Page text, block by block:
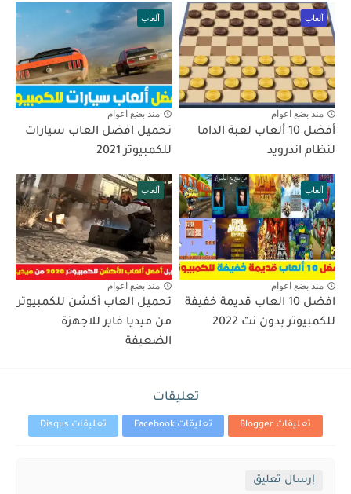
ألعاب
منذ بضع اعوام
أفضل 10 ألعاب لعبة الداما
لنظام اندرويد
ألعاب
منذ بضع اعوام
تحميل افضل العاب سيارات
للكمبيوتر 2021
ألعاب
منذ بضع اعوام
افضل 10 العاب قديمة خفيفة
للكمبيوتر بدون نت 2022
ألعاب
منذ بضع اعوام
تحميل العاب أكشن للكمبيوتر
من ميديا فاير للاجهزة
الضعيفة
تعليقات
تعليقات Blogger تعليقات Facebook تعليقات Disqus
إرسال تعليق